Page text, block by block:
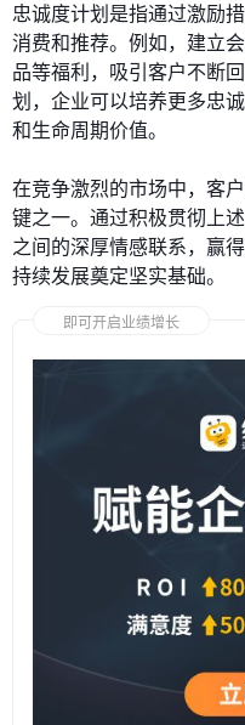
忠诚度计划是指通过激励
消费和推荐。例如，建立
品等福利，吸引客户不断
划，企业可以培养更多忠
和生命周期价值。
在竞争激烈的市场中，客
键之一。通过积极贯彻上
之间的深厚情感联系，赢
持续发展奠定坚实基础。
即可开启业绩增长